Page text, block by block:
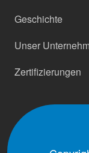
Geschichte
Unser
Zertifizierungen